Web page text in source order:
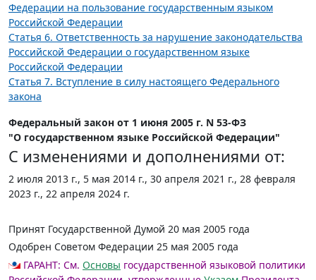
Федерации на пользование государственным языком
Российской Федерации
Статья 6. Ответственность за нарушение законодательства
Российской Федерации о государственном языке
Российской Федерации
Статья 7. Вступление в силу настоящего Федерального
закона
Федеральный закон от 1 июня 2005 г. N 53-ФЗ
"О государственном языке Российской Федерации"
С изменениями и дополнениями от:
2 июля 2013 г., 5 мая 2014 г., 30 апреля 2021 г., 28 февраля
2023 г., 22 апреля 2024 г.
Принят Государственной Думой 20 мая 2005 года
Одобрен Советом Федерации 25 мая 2005 года
ГАРАНТ: См. Основы государственной языковой политики